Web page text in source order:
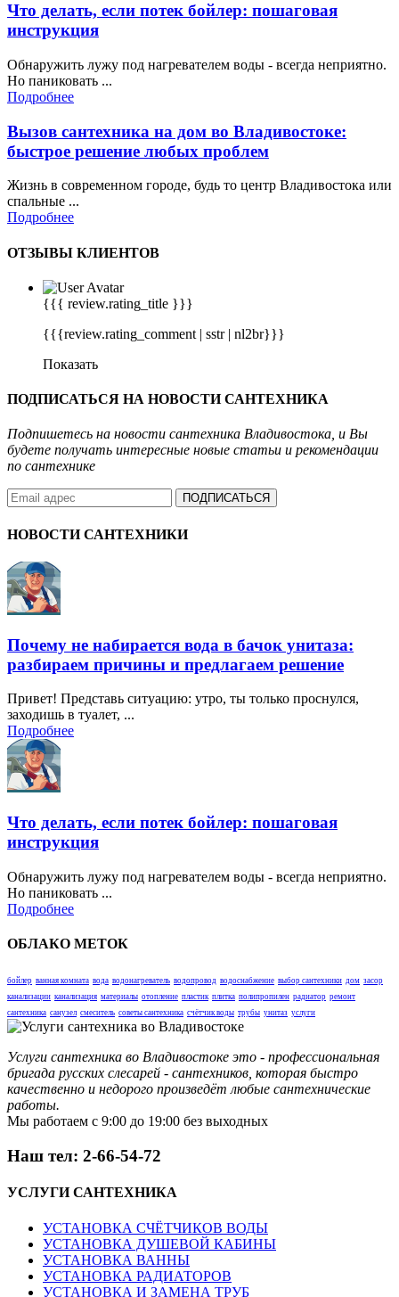
Что делать, если потек бойлер: пошаговая
инструкция
Обнаружить лужу под нагревателем воды - всегда неприятно.
Но паниковать ...
Подробнее
Вызов сантехника на дом во Владивостоке:
быстрое решение любых проблем
Жизнь в современном городе, будь то центр Владивостока или
спальные ...
Подробнее
ОТЗЫВЫ КЛИЕНТОВ
{{{ review.rating_title }}}
{{{review.rating_comment | sstr | nl2br}}}
Показать
ПОДПИСАТЬСЯ НА НОВОСТИ САНТЕХНИКА
Подпишетесь на новости сантехника Владивостока, и Вы
будете получать интересные новые статьи и рекомендации
по сантехнике
ПОДПИСАТЬСЯ
НОВОСТИСАНТЕХНИКИ
Почему не набирается вода в бачок унитаза:
разбираем причины и предлагаем решение
Привет! Представь ситуацию: утро, ты только проснулся,
заходишь в туалет, ...
Подробнее
Что делать, если потек бойлер: пошаговая
инструкция
Обнаружить лужу под нагревателем воды - всегда неприятно.
Но паниковать ...
Подробнее
ОБЛАКО МЕТОК
бойлер ванная комната вода водонагреватель водопровод водоснабжение выбор сантехники дом засор
канализации канализация материалы отопление пластик плитка полипропилен радиатор ремонт
сантехника санузел смеситель советы сантехника счётчик воды трубы унитаз услуги
Услуги сантехника во Владивостоке это - профессиональная
бригада русских слесарей - сантехников, которая быстро
качественно и недорого произведёт любые сантехнические
работы.
Мы работаем с 9:00 до 19:00 без выходных
Наш тел: 2-66-54-72
УСЛУГИСАНТЕХНИКА
УСТАНОВКА СЧЁТЧИКОВ ВОДЫ
УСТАНОВКА ДУШЕВОЙ КАБИНЫ
УСТАНОВКА ВАННЫ
УСТАНОВКА РАДИАТОРОВ
УСТАНОВКА И ЗАМЕНА ТРУБ